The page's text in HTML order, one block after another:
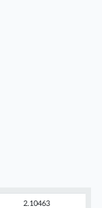
2.10463